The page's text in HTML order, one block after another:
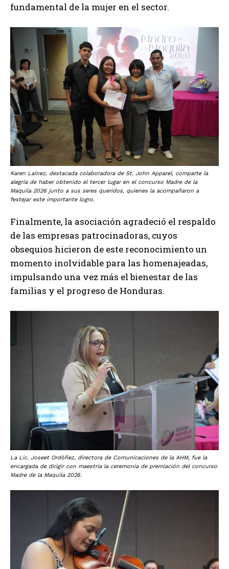
fundamental de la mujer en el sector.
Karen Laínez, destacada colaboradora de St. John Apparel, comparte la
alegría de haber obtenido el tercer lugar en el concurso Madre de la
Maquila 2026 junto a sus seres queridos, quienes la acompañaron a
festejar este importante logro.
Finalmente, la asociación agradeció el respaldo
de las empresas patrocinadoras, cuyos
obsequios hicieron de este reconocimiento un
momento inolvidable para las homenajeadas,
impulsando una vez más el bienestar de las
familias y el progreso de Honduras.
La Lic. Joseet Ordóñez, directora de Comunicaciones de la AHM, fue la
encargada de dirigir con maestría la ceremonia de premiación del concurso
Madre de la Maquila 2026.